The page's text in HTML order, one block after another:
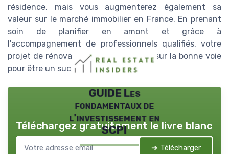
résidence, mais vous augmenterez également sa
valeur sur le marché immobilier en France. En prenant
soin de planifier en amont et grâce à
l'accompagnement de professionnels qualifiés, votre
projet de rénovation énergétique est sur la bonne voie
pour être un succès.
GUIDE Les
fondamentaux de
l'investissement en
SCPI
Téléchargez gratuitement le livre blanc
➔ Télécharger